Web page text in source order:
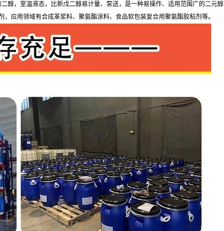
醇，室温液态，比新戊二醇易计量、泵送，是一种易操作、适用范围广的二元醇
应用领域有合成革浆料、聚氨酯涂料、食品软包装复合用聚氨酯胶粘剂等。